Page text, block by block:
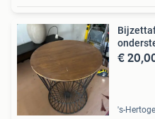
€
's-